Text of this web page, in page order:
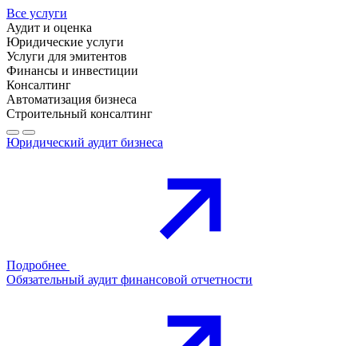
Все услуги
Аудит и оценка
Юридические услуги
Услуги для эмитентов
Финансы и инвестиции
Консалтинг
Автоматизация бизнеса
Строительный консалтинг
Юридический аудит бизнеса
Подробнее
Обязательный аудит финансовой отчетности